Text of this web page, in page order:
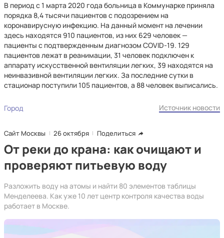
В период с 1 марта 2020 года больница в Коммунарке приняла
порядка 8,4 тысячи пациентов с подозрением на
коронавирусную инфекцию. На данный момент на лечении
здесь находятся 910 пациентов, из них 629 человек —
пациенты с подтвержденным диагнозом COVID-19. 129
пациентов лежат в реанимации, 31 человек подключен к
аппарату искусственной вентиляции легких, 39 находятся на
неинвазивной вентиляции легких. За последние сутки в
стационар поступили 105 пациентов, а 88 человек выписались.
Город Источник новости
Сайт Москвы 26 октября Поделиться
От реки до крана: как очищают и
проверяют питьевую воду
Разложить воду на атомы и найти 80 элементов таблицы
Менделеева. Как уже 10 лет центр контроля качества воды
работает в Москве.